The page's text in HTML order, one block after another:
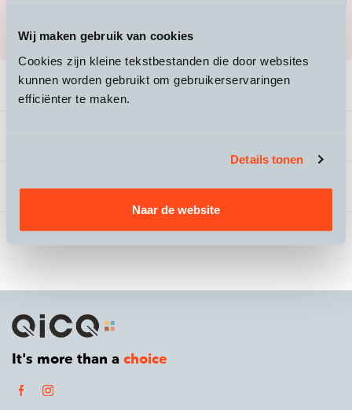
Wij maken gebruik van cookies
Cookies zijn kleine tekstbestanden die door websites
kunnen worden gebruikt om gebruikerservaringen
efficiënter te maken.
Details tonen
Naar de website
020 705 23 50
Productomschrijving
Beoordelingen
It's more than a choice